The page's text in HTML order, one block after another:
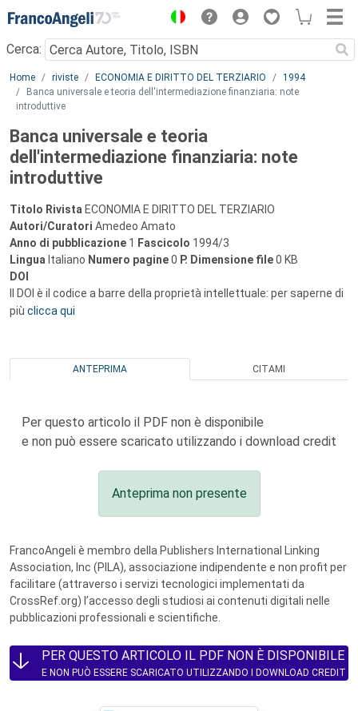
Menu
Cerca:
Main content
Home riviste ECONOMIA E DIRITTO DEL TERZIARIO
1994
Banca universale e teoria dell'intermediazione finanziaria: note
introduttive
Banca universale e teoria
dell'intermediazione finanziaria: note
introduttive
Titolo Rivista ECONOMIA E DIRITTO DEL TERZIARIO
Autori/Curatori Amedeo Amato
Anno di pubblicazione 1 Fascicolo 1994/3
Lingua Italiano Numero pagine0 P. Dimensione file0 KB
DOI
Il DOI è il codice a barre della proprietà intellettuale: per saperne di
più clicca qui
ANTEPRIMA CITAMI
Per questo articolo il PDF non è disponibile
e non può essere scaricato utilizzando i download credit
Anteprima non presente
FrancoAngeli è membro della Publishers International Linking
Association, Inc (PILA), associazione indipendente e non profit per
facilitare (attraverso i servizi tecnologici implementati da
CrossRef.org) l’accesso degli studiosi ai contenuti digitali nelle
pubblicazioni professionali e scientifiche.
PER QUESTO ARTICOLO IL PDF NON È DISPONIBILE
E NON PUÒ ESSERE SCARICATO UTILIZZANDO I DOWNLOAD CREDIT